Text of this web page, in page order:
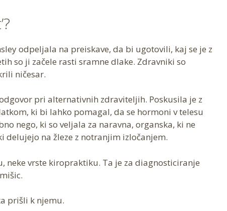
odpeljala na preiskave, da bi ugotovili, kaj se je z
so ji začele rasti sramne dlake. Zdravniki so
ničesar.
pri alternativnih zdraviteljih. Poskusila je z
ki bi lahko pomagal, da se hormoni v telesu
nego, ki so veljala za naravna, organska, ki ne
delujejo na žleze z notranjim izločanjem.
neke vrste kiropraktiku. Ta je za diagnosticiranje
prišli k njemu.